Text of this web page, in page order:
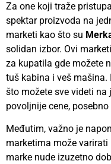
Za one koji traže
spektar proizvoda na
marketi kao što su
solidan izbor. Ovi
za kupatila gde možete
tuš kabina i veš mašina.
što možete sve videti
povoljnije cene,
Međutim, važno je
marketima može varirati
marke nude izuzetno